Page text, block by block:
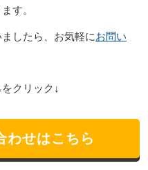
す。
したら、お気軽にお問い
クリック↓
わせはこちら